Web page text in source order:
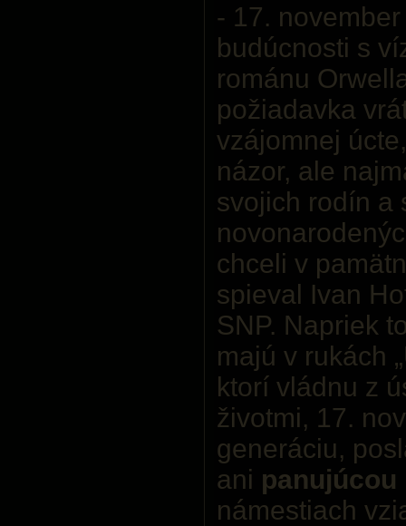
- 17.
budúcnosti s
románu
požiadavka
vzájomnej
názor, ale
svojich rodín a
chceli v
spieval Ivan
SNP. Napriek
majú v rukách
ktorí vládnu z
životmi, 17.
generáciu,
ani
námestiach